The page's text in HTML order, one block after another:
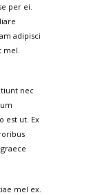
per ei.
adipisci
nec
est ut. Ex
mel ex.